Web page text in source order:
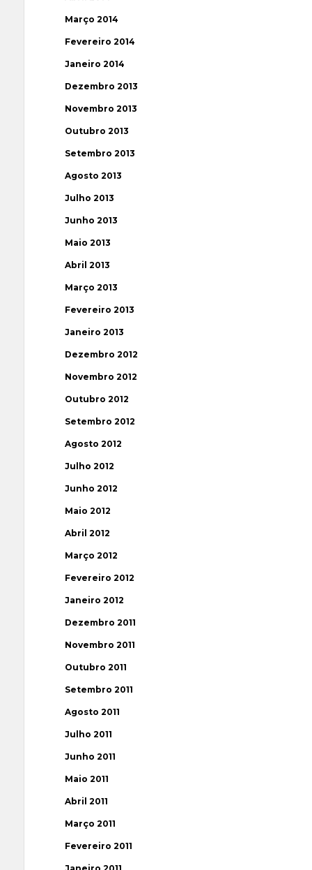
Março 2014
Fevereiro 2014
Janeiro 2014
Dezembro 2013
Novembro 2013
Outubro 2013
Setembro 2013
Agosto 2013
Julho 2013
Junho 2013
Maio 2013
Abril 2013
Março 2013
Fevereiro 2013
Janeiro 2013
Dezembro 2012
Novembro 2012
Outubro 2012
Setembro 2012
Agosto 2012
Julho 2012
Junho 2012
Maio 2012
Abril 2012
Março 2012
Fevereiro 2012
Janeiro 2012
Dezembro 2011
Novembro 2011
Outubro 2011
Setembro 2011
Agosto 2011
Julho 2011
Junho 2011
Maio 2011
Abril 2011
Março 2011
Fevereiro 2011